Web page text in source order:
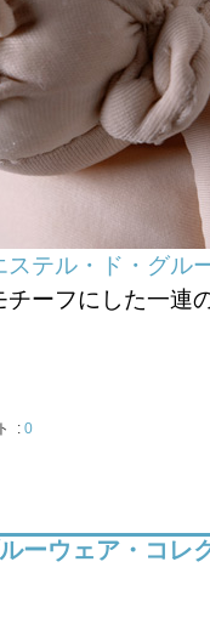
ステル・ド・グル
ーフにした一連
: 0
ーウェア・コレ